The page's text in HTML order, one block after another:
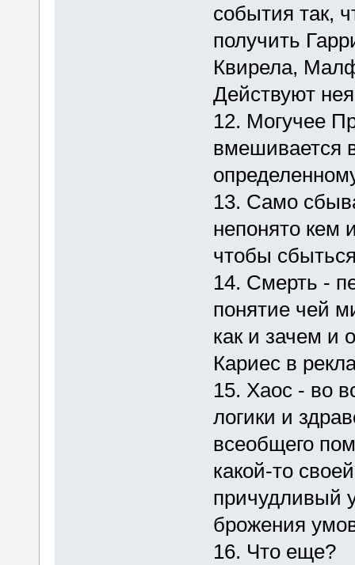
события так,
получить
Квирела,
Действуют
12. Могучее
вмешивается
13. Само
непонято кем
чтобы
14. Смерть -
понятие чей
как и зачем и
Кариес в
15. Хаос - во
логики и
всеобщего
какой-то
причудливый
брожения
16. Что еще?